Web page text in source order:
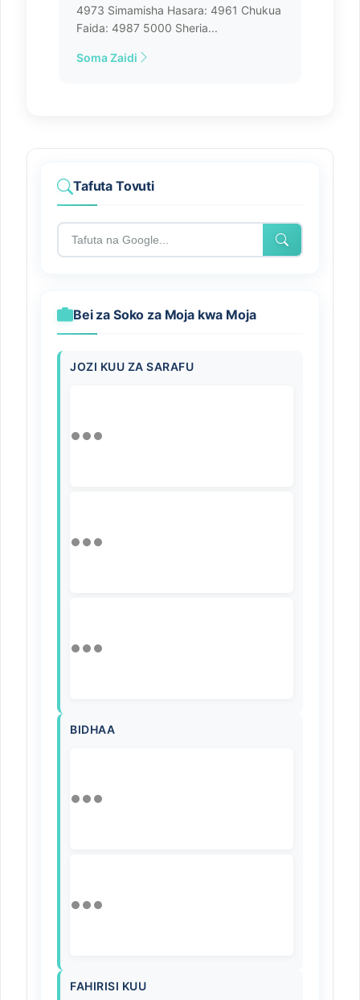
4973 Simamisha Hasara: 4961 Chukua
Faida: 4987 5000 Sheria...
Soma Zaidi
Tafuta Tovuti
Bei za Soko za Moja kwa Moja
JOZI KUU ZA SARAFU
BIDHAA
FAHIRISI KUU